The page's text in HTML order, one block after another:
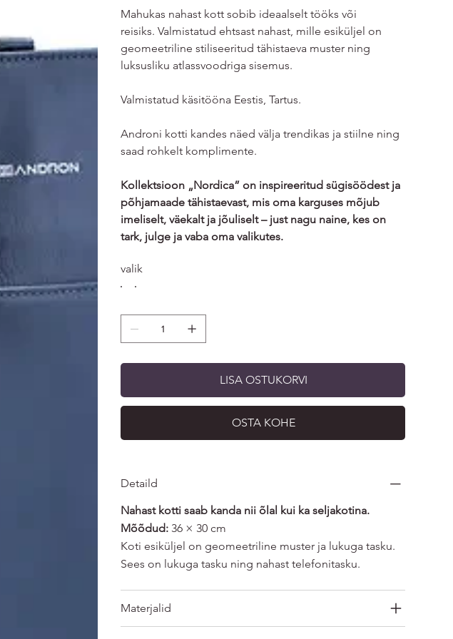
Mahukas nahast kott sobib ideaalselt tööks või
reisiks. Valmistatud ehtsast nahast, mille esiküljel on
geomeetriline stiliseeritud tähistaeva muster ning
luksusliku atlassvoodriga sisemus.
Valmistatud käsitööna Eestis, Tartus.
Androni kotti kandes näed välja trendikas ja stiilne ning
saad rohkelt komplimente.
Kollektsioon „Nordica” on inspireeritud sügisöödest ja
põhjamaade tähistaevast, mis oma karguses mõjub
imeliselt, väekalt ja jõuliselt – just nagu naine, kes on
tark, julge ja vaba oma valikutes.
valik
LISA OSTUKORVI
OSTA KOHE
Detaild
Nahast kotti saab kanda nii õlal kui ka seljakotina.
Mõõdud:36 × 30 cm
Koti esiküljel on geomeetriline muster ja lukuga tasku.
Sees on lukuga tasku ning nahast telefonitasku.
Materjalid